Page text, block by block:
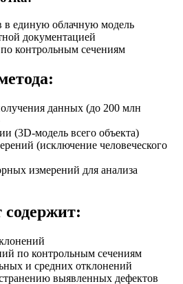
в единую облачную модель
документацией
контрольным сечениям
данных (до 200 млн
(3D-модель всего объекта)
(исключение человеческого
измерений для анализа
по контрольным сечениям
и средних отклонений
выявленных дефектов